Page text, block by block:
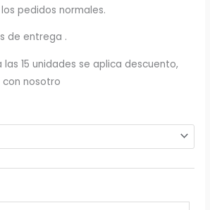
pedidos normales.
de entrega .
15 unidades se aplica descuento,
nosotro